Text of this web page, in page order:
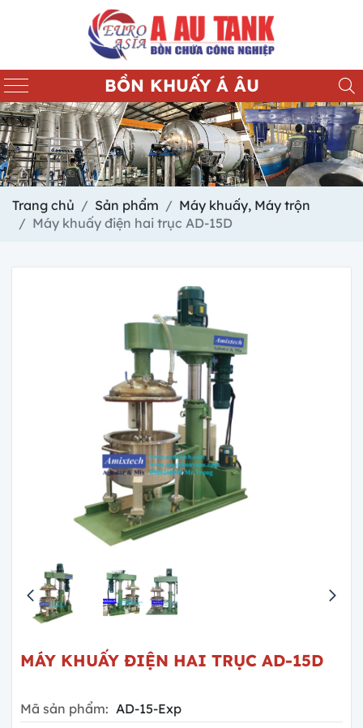
BỒN KHUẤY Á ÂU
Trang chủ Sản phẩm
Máy khuấy, Máy trộn
Máy khuấy điện hai trục AD-15D
MÁY KHUẤY ĐIỆN HAI TRỤC AD-15D
Mã sản phẩm: AD-15-Exp